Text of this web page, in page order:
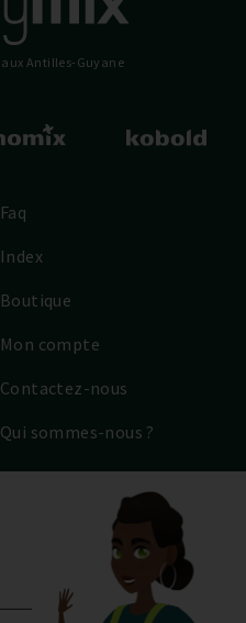
aux Antilles-Guyane
Faq
Index
Boutique
Mon compte
Contactez-nous
Qui sommes-nous ?